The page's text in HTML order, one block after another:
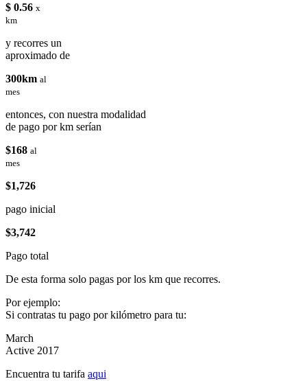
$ 0.56 x
km
y recorres un
aproximado de
300km al
mes
entonces, con nuestra modalidad
de pago por km serían
$168 al
mes
$1,726
pago inicial
$3,742
Pago total
De esta forma solo pagas por los km que recorres.
Por ejemplo:
Si contratas tu pago por kilómetro para tu:
March
Active 2017
Encuentra tu tarifa aqui